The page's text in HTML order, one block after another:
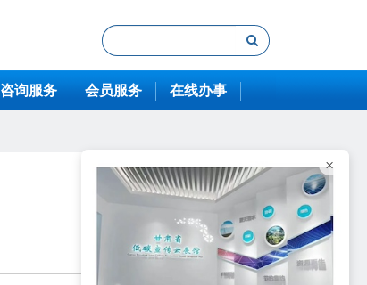
咨询服务 会员服务 在线办事
×